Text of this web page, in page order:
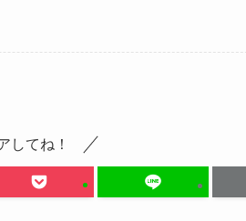
してね！